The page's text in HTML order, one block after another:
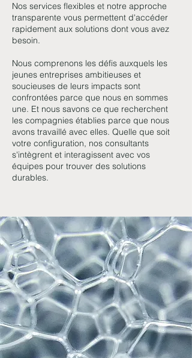
Nos services flexibles et notre approche
transparente vous permettent d'accéder
rapidement aux solutions dont vous avez
besoin.
Nous comprenons les défis auxquels les
jeunes entreprises ambitieuses et
soucieuses de leurs impacts sont
confrontées parce que nous en sommes
une. Et nous savons ce que recherchent
les compagnies établies parce que nous
avons travaillé avec elles. Quelle que soit
votre configuration, nos consultants
s'intègrent et interagissent avec vos
équipes pour trouver des solutions
durables.